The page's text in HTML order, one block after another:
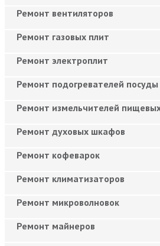
Ремонт вентиляторов
Ремонт газовых плит
Ремонт электроплит
Ремонт подогревателей посуды
Ремонт измельчителей
Ремонт духовых шкафов
Ремонт кофеварок
Ремонт климатизаторов
Ремонт микроволновок
Ремонт майнеров